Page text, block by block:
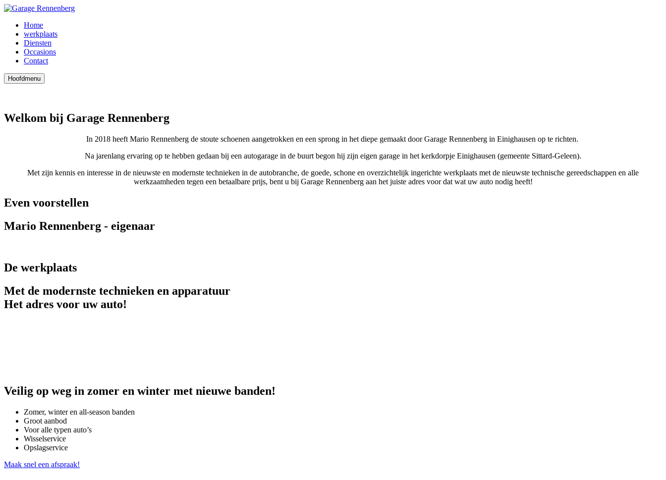
Home
werkplaats
Diensten
Occasions
Contact
Hoofdmenu
Welkom bij Garage Rennenberg
In 2018 heeft Mario Rennenberg de stoute schoenen aangetrokken en een sprong in het diepe gemaakt door Garage Rennenberg in Einighausen op te richten.
Na jarenlang ervaring op te hebben gedaan bij een autogarage in de buurt begon hij zijn eigen garage in het kerkdorpje Einighausen (gemeente Sittard-Geleen).
Met zijn kennis en interesse in de nieuwste en modernste technieken in de autobranche, de goede, schone en overzichtelijk ingerichte werkplaats met de nieuwste technische gereedschappen en alle
werkzaamheden tegen een betaalbare prijs, bent u bij Garage Rennenberg aan het juiste adres voor dat wat uw auto nodig heeft!
Even voorstellen
Mario Rennenberg - eigenaar
De werkplaats
Met de modernste technieken en apparatuur
Het adres voor uw auto!
Veilig op weg in zomer en winter met nieuwe banden!
Zomer, winter en all-season banden
Groot aanbod
Voor alle typen auto’s
Wisselservice
Opslagservice
Maak snel een afspraak!